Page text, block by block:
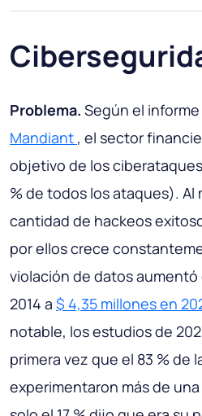
Problema. Según el informe
Mandiant , el sector
objetivo de los
% de todos los ataques). Al
cantidad de hackeos
por ellos crece
violación de datos aumentó
2014 a $ 4,35 millones en
notable, los estudios de
primera vez que el 83 % de
experimentaron más de